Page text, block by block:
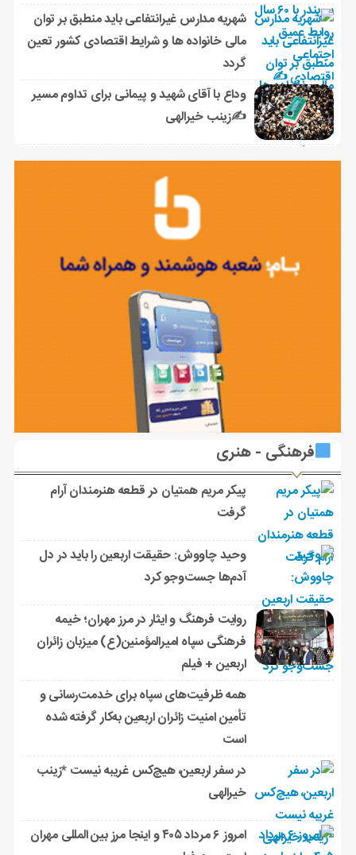
شهریه مدارس غیرانتفاعی باید منطبق بر توان
مالی خانواده ها و شرایط اقتصادی کشور تعین
گردد
وداع با آقای شهید و پیمانی برای تداوم مسیر
✍زینب خیرالهی
فرهنگی - هنری
پیکر مریم همتیان در قطعه هنرمندان آرام
گرفت
وحید چاووش: حقیقت اربعین را باید در دل
آدم‌ها جست‌وجو کرد
روایت فرهنگ و ایثار در مرز مهران؛ خیمه
فرهنگی سپاه امیرالمؤمنین(ع) میزبان زائران
اربعین + فیلم
همه ظرفیت‌های سپاه برای خدمت‌رسانی و
تأمین امنیت زائران اربعین به‌کار گرفته شده
است
در سفر اربعین، هیچ‌کس غریبه نیست *زینب
خیرالهی
امروز ۶ مرداد ۴۰۵ و اینجا مرز بین المللی مهران